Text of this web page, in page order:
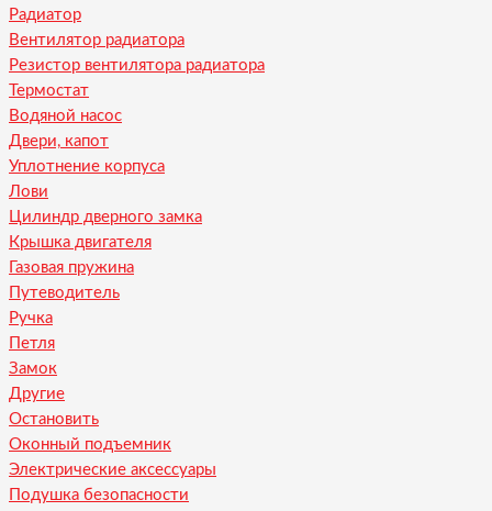
Радиатор
Вентилятор радиатора
Резистор вентилятора радиатора
Термостат
Водяной насос
Двери, капот
Уплотнение корпуса
Лови
Цилиндр дверного замка
Крышка двигателя
Газовая пружина
Путеводитель
Ручка
Петля
Замок
Другие
Остановить
Оконный подъемник
Электрические аксессуары
Подушка безопасности